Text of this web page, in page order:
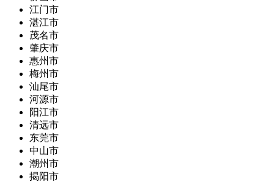
江门市
湛江市
茂名市
肇庆市
惠州市
梅州市
汕尾市
河源市
阳江市
清远市
东莞市
中山市
潮州市
揭阳市